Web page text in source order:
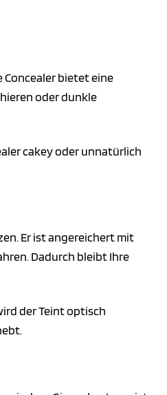
Concealer bietet eine
oder dunkle
cakey oder unnatürlich
Er ist angereichert mit
Dadurch bleibt Ihre
der Teint optisch